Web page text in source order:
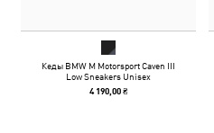
Кеды BMW M Motorsport Caven III
Low Sneakers Unisex
4 190,00 ₴